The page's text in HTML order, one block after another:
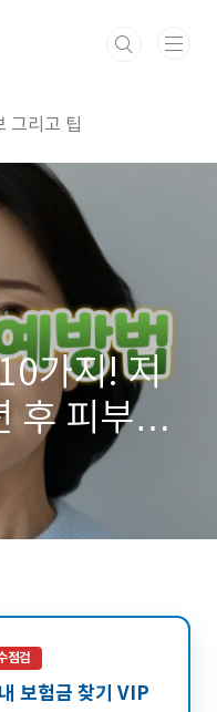
그리고 팁
가지! 지
후 피부가
점검
보험금 찾기 VIP